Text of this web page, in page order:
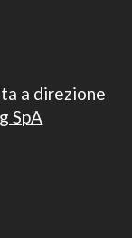
a direzione
SpA